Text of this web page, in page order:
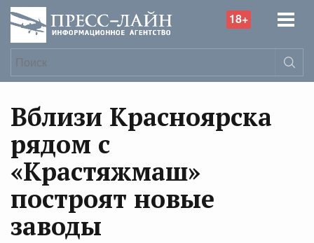
18+
Вблизи Красноярска
рядом с
«Крастяжмаш»
построят новые
заводы